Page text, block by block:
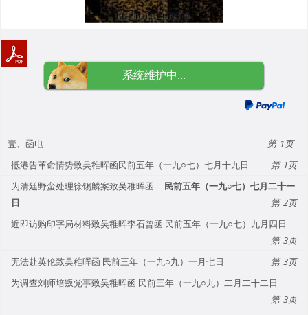
系统维护中...
壹、函电
1
抵港告革命情势致吴稚晖函民前五年（一九○七）七月十九日
1
为清廷野蛮处理徐锡麟案致吴稚晖函
民前五年（一九○七）七月二十一
日
2
近即访购印字局材料致吴稚晖李石曾函 民前五年（一九○七）九月四日
3
无法赴英伦致吴稚晖函 民前三年（一九○九）一月七日
3
为调查刘师培叛党事致吴稚晖函 民前三年（一九○九）二月二十二日
3